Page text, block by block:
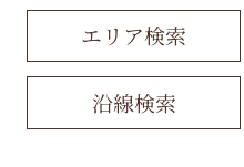
エリア検索
沿線検索